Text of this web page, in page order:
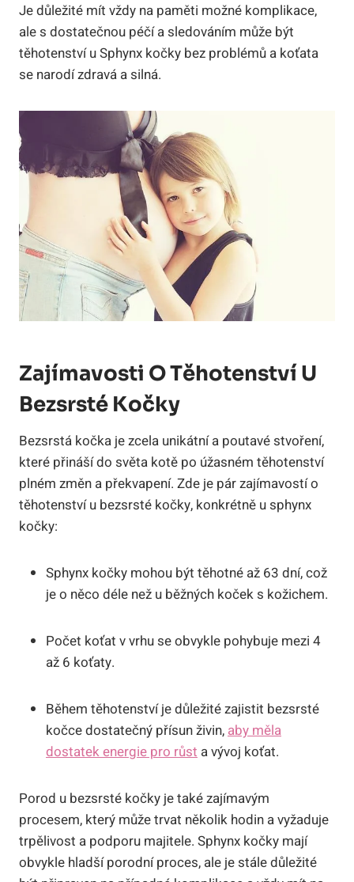
Je důležité mít vždy na paměti možné komplikace,
ale s dostatečnou péčí a sledováním může být
těhotenství u Sphynx kočky bez problémů a koťata
se narodí zdravá a silná.
Zajímavosti O Těhotenství U
Bezsrsté Kočky
Bezsrstá kočka je zcela unikátní a poutavé stvoření,
které přináší do světa kotě po úžasném těhotenství
plném změn a překvapení. Zde je pár zajímavostí o
těhotenství u bezsrsté kočky, konkrétně u sphynx
kočky:
Sphynx kočky mohou být těhotné až 63 dní, což
je o něco déle než u běžných koček s kožichem.
Počet koťat v vrhu se obvykle pohybuje mezi 4
až 6 koťaty.
Během těhotenství je důležité zajistit bezsrsté
kočce dostatečný přísun živin,aby měla
dostatek energie pro růst a vývoj koťat.
Porod u bezsrsté kočky je také zajímavým
procesem, který může trvat několik hodin a vyžaduje
trpělivost a podporu majitele. Sphynx kočky mají
obvykle hladší porodní proces, ale je stále důležité